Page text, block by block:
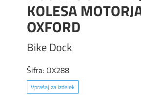
KOLESA
OXFORD
Bike Dock
Šifra: OX288
Vprašaj za izdelek